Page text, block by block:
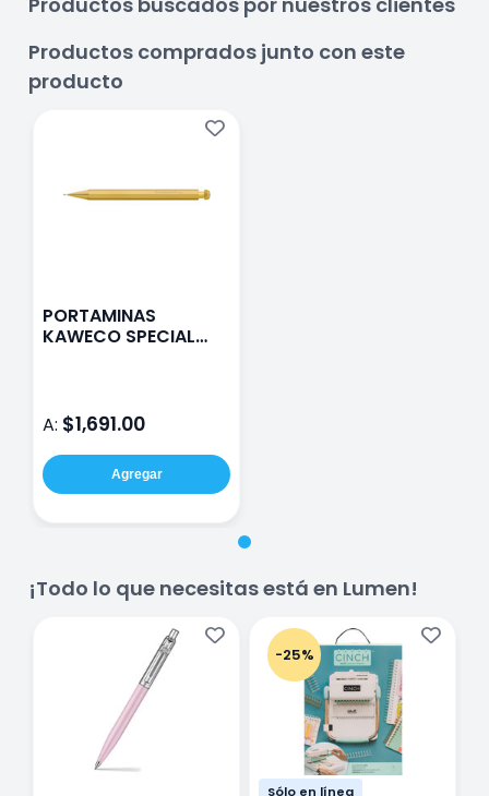
Productos comprados junto con este
producto
PORTAMINAS
KAWECO SPECIAL
A: $1,691.00
Agregar
¡Todo lo que necesitas está en Lumen!
-25%
Sólo en línea